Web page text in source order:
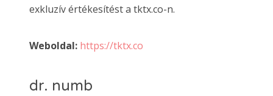
exkluzív értékesítést a tktx.co-n.
Weboldal: https://tktx.co
dr. numb